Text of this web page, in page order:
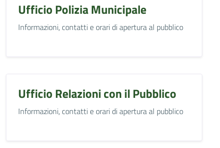
Ufficio Polizia Municipale
Informazioni, contatti e orari di apertura al pubblico
Ufficio Relazioni con il Pubblico
Informazioni, contatti e orari di apertura al pubblico